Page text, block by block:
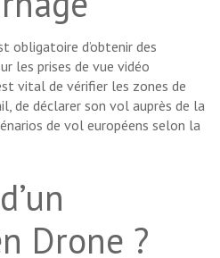
obligatoire d’obtenir des
les prises de vue vidéo
vital de vérifier les zones de
de déclarer son vol auprès de la
de vol européens selon la
Drone ?